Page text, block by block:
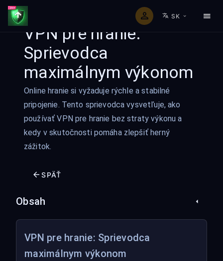
SK
VPN pre hranie:
Sprievodca
maximálnym výkonom
Online hranie si vyžaduje rýchle a stabilné
pripojenie. Tento sprievodca vysvetľuje, ako
používať VPN pre hranie bez straty výkonu a
kedy v skutočnosti pomáha zlepšiť herný
zážitok.
SPÄŤ
Obsah
VPN pre hranie: Sprievodca
maximálnym výkonom